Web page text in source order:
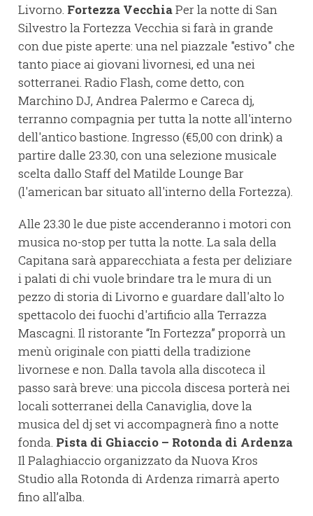
Livorno. Fortezza VecchiaPer la notte di San
Silvestro la Fortezza Vecchia si farà in grande
con due piste aperte: una nel piazzale "estivo" che
tanto piace ai giovani livornesi, ed una nei
sotterranei. Radio Flash, come detto, con
Marchino DJ, Andrea Palermo e Careca dj,
terranno compagnia per tutta la notte all'interno
dell'antico bastione. Ingresso (€5,00 con drink) a
partire dalle 23.30, con una selezione musicale
scelta dallo Staff del Matilde Lounge Bar
(l'american bar situato all'interno della Fortezza).
Alle 23.30 le due piste accenderanno i motori con
musica no-stop per tutta la notte. La sala della
Capitana sarà apparecchiata a festa per deliziare
i palati di chi vuole brindare tra le mura di un
pezzo di storia di Livorno e guardare dall'alto lo
spettacolo dei fuochi d'artificio alla Terrazza
Mascagni. Il ristorante “In Fortezza” proporrà un
menù originale con piatti della tradizione
livornese e non. Dalla tavola alla discoteca il
passo sarà breve: una piccola discesa porterà nei
locali sotterranei della Canaviglia, dove la
musica del dj set vi accompagnerà fino a notte
fonda. Pista di Ghiaccio – Rotonda di Ardenza
Il Palaghiaccio organizzato da Nuova Kros
Studio alla Rotonda di Ardenza rimarrà aperto
fino all’alba.